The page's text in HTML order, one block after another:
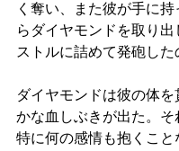
く奪い、また彼が手に
らダイヤモンドを取り
ストルに詰めて発砲した
ダイヤモンドは彼の体
かな血しぶきが出た。そ
特に何の感情も抱くこと